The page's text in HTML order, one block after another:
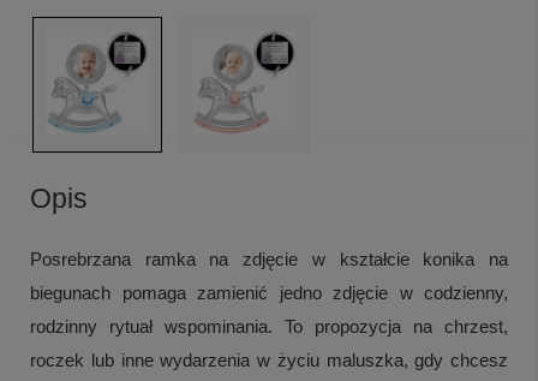
Opis
Posrebrzana ramka na zdjęcie w kształcie konika na
biegunach pomaga zamienić jedno zdjęcie w codzienny,
rodzinny rytuał wspominania. To propozycja na chrzest,
roczek lub inne wydarzenia w życiu maluszka, gdy chcesz